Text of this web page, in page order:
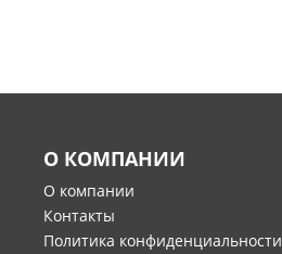
О КОМПАНИИ
О компании
Контакты
Политика конфиденциальности